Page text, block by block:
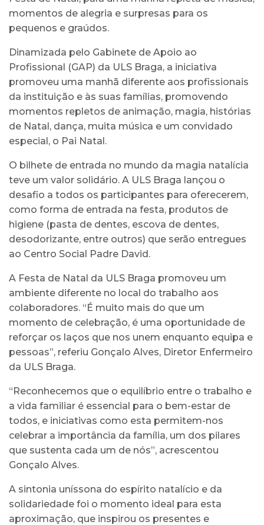
momentos de alegria e surpresas para os
pequenos e graúdos.
Dinamizada pelo Gabinete de Apoio ao
Profissional (GAP) da ULS Braga, a iniciativa
promoveu uma manhã diferente aos profissionais
da instituição e às suas famílias, promovendo
momentos repletos de animação, magia, histórias
de Natal, dança, muita música e um convidado
especial, o Pai Natal.
O bilhete de entrada no mundo da magia natalícia
teve um valor solidário. A ULS Braga lançou o
desafio a todos os participantes para oferecerem,
como forma de entrada na festa, produtos de
higiene (pasta de dentes, escova de dentes,
desodorizante, entre outros) que serão entregues
ao Centro Social Padre David.
A Festa de Natal da ULS Braga promoveu um
ambiente diferente no local do trabalho aos
colaboradores. “É muito mais do que um
momento de celebração, é uma oportunidade de
reforçar os laços que nos unem enquanto equipa e
pessoas”, referiu Gonçalo Alves, Diretor Enfermeiro
da ULS Braga.
“Reconhecemos que o equilíbrio entre o trabalho e
a vida familiar é essencial para o bem-estar de
todos, e iniciativas como esta permitem-nos
celebrar a importância da família, um dos pilares
que sustenta cada um de nós”, acrescentou
Gonçalo Alves.
A sintonia uníssona do espírito natalício e da
solidariedade foi o momento ideal para esta
aproximação, que inspirou os presentes e